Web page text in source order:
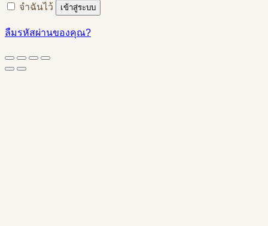
จำฉันไว้ เข้าสู่ระบบ
ลืมรหัสผ่านของคุณ?